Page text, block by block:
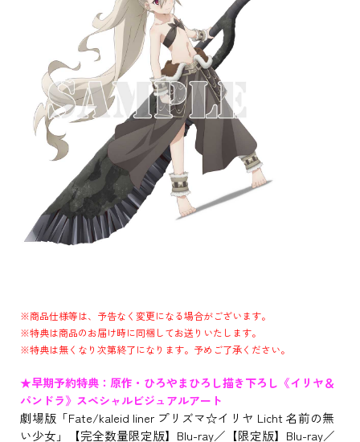
※商品仕様等は、予告なく変更になる場合がございます。
※特典は商品のお届け時に同梱してお送りいたします。
※特典は無くなり次第終了になります。予めご了承ください。
★早期予約特典：原作・ひろやまひろし描き下ろし《イリヤ＆
パンドラ》スペシャルビジュアルアート
劇場版「Fate/kaleid liner プリズマ☆イリヤ Licht 名前の無
い少女」【完全数量限定版】Blu-ray／【限定版】Blu-ray／